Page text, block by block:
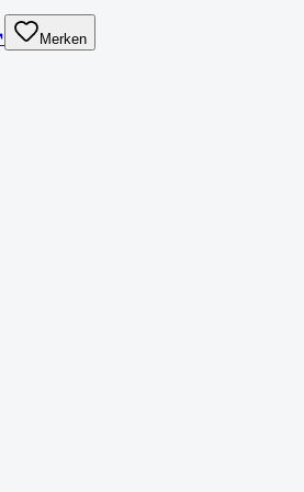
Merken